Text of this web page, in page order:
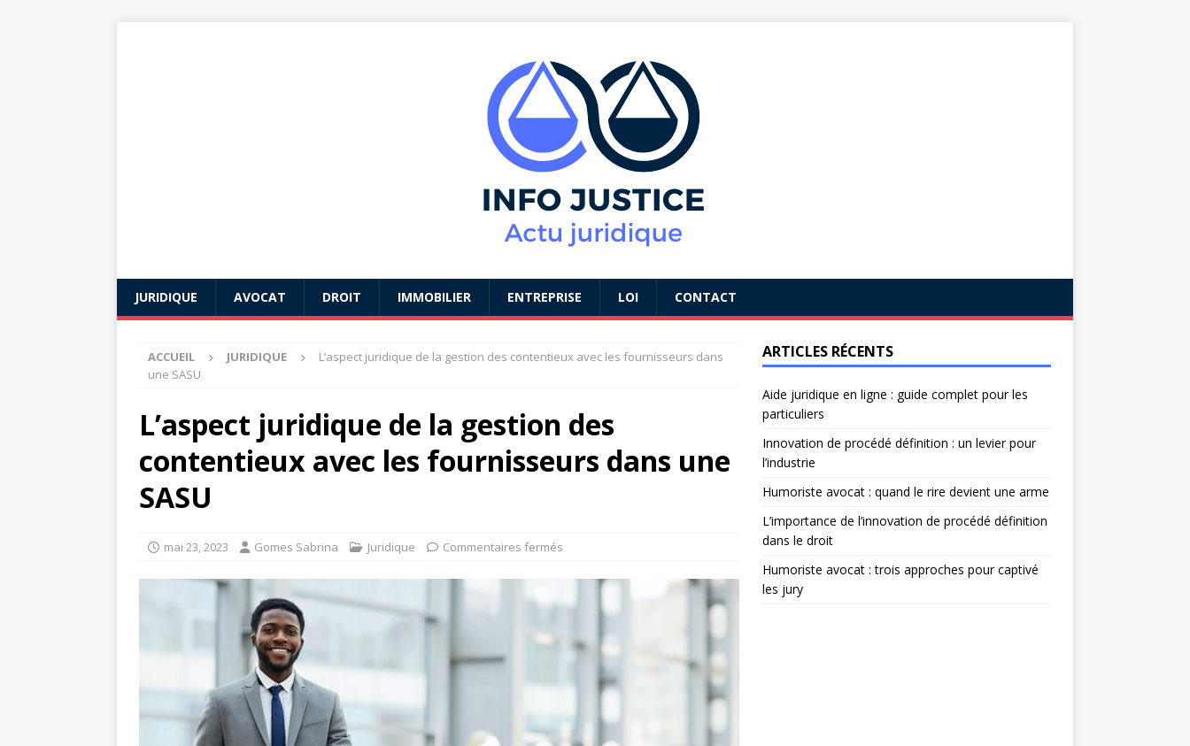
JURIDIQUE AVOCAT DROIT IMMOBILIER ENTREPRISE LOI CONTACT
ACCUEIL JURIDIQUE
L’aspect juridique de la gestion des contentieux avec les fournisseurs dans
une SASU
L’aspect juridique de la gestion des
contentieux avec les fournisseurs dans une
SASU
mai 23, 2023 Gomes Sabrina Juridique Commentaires fermés
ARTICLES RÉCENTS
Aide juridique en ligne : guide complet pour les
particuliers
Innovation de procédé définition : un levier pour
l’industrie
Humoriste avocat : quand le rire devient une arme
L’importance de l’innovation de procédé définition
dans le droit
Humoriste avocat : trois approches pour captivé
les jury